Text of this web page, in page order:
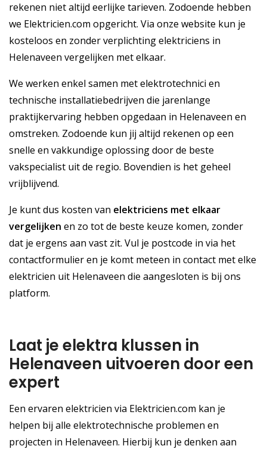
rekenen niet altijd eerlijke tarieven. Zodoende hebben
we Elektricien.com opgericht. Via onze website kun je
kosteloos en zonder verplichting elektriciens in
Helenaveen vergelijken met elkaar.
We werken enkel samen met elektrotechnici en
technische installatiebedrijven die jarenlange
praktijkervaring hebben opgedaan in Helenaveen en
omstreken. Zodoende kun jij altijd rekenen op een
snelle en vakkundige oplossing door de beste
vakspecialist uit de regio. Bovendien is het geheel
vrijblijvend.
Je kunt dus kosten van elektriciens met elkaar
vergelijken en zo tot de beste keuze komen, zonder
dat je ergens aan vast zit. Vul je postcode in via het
contactformulier en je komt meteen in contact met elke
elektricien uit Helenaveen die aangesloten is bij ons
platform.
Laat je elektra klussen in
Helenaveen uitvoeren door een
expert
Een ervaren elektricien via Elektricien.com kan je
helpen bij alle elektrotechnische problemen en
projecten in Helenaveen. Hierbij kun je denken aan